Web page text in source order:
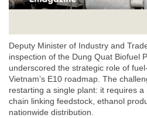
Deputy Minister of Industry and
inspection of the Dung Quat Biofuel
underscored the strategic role of
Vietnam’s E10 roadmap. The
restarting a single plant: it requires
chain linking feedstock, ethanol
nationwide distribution.